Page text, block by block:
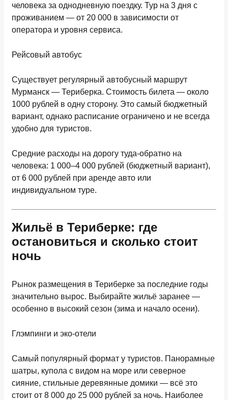
человека за однодневную поездку. Тур на 3 дня с
проживанием — от 20 000 в зависимости от
оператора и уровня сервиса.
Рейсовый автобус
Существует регулярный автобусный маршрут
Мурманск — Териберка. Стоимость билета — около
1000 рублей в одну сторону. Это самый бюджетный
вариант, однако расписание ограничено и не всегда
удобно для туристов.
Средние расходы на дорогу туда-обратно на
человека: 1 000–4 000 рублей (бюджетный вариант),
от 6 000 рублей при аренде авто или
индивидуальном туре.
Жильё в Териберке: где
остановиться и сколько стоит
ночь
Рынок размещения в Териберке за последние годы
значительно вырос. Выбирайте жильё заранее —
особенно в высокий сезон (зима и начало осени).
Глэмпинги и эко-отели
Самый популярный формат у туристов. Панорамные
шатры, купола с видом на море или северное
сияние, стильные деревянные домики — всё это
стоит от 8 000 до 25 000 рублей за ночь. Наиболее